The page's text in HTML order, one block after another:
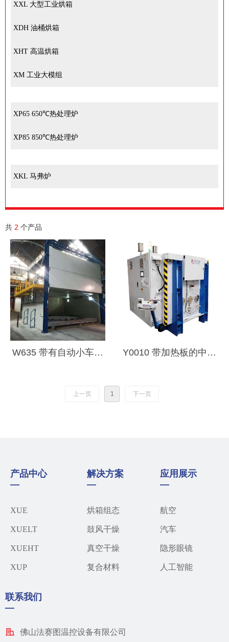
共 2 个产品
W635 带有自动小车的
Y0010 带加热板的中真
上一页 1 下一页
XXL 大型工业烘箱
XDH 油桶烘箱
XHT 高温烘箱
XM 工业大模组
XP65 650℃热处理炉
XP85 850℃热处理炉
XKL 马弗炉
联系我们
—
佛山法赛图温控设备有限公司
产品中心
—
XUE
XUELT
XUEHT
XUP
解决方案
—
烘箱组态
鼓风干燥
真空干燥
复合材料
应用展示
—
航空
汽车​
隐形眼镜
人工智能